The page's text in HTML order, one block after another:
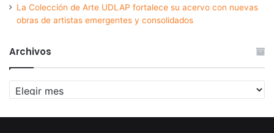
La Colección de Arte UDLAP fortalece su acervo con nuevas
obras de artistas emergentes y consolidados
Archivos
Archivos